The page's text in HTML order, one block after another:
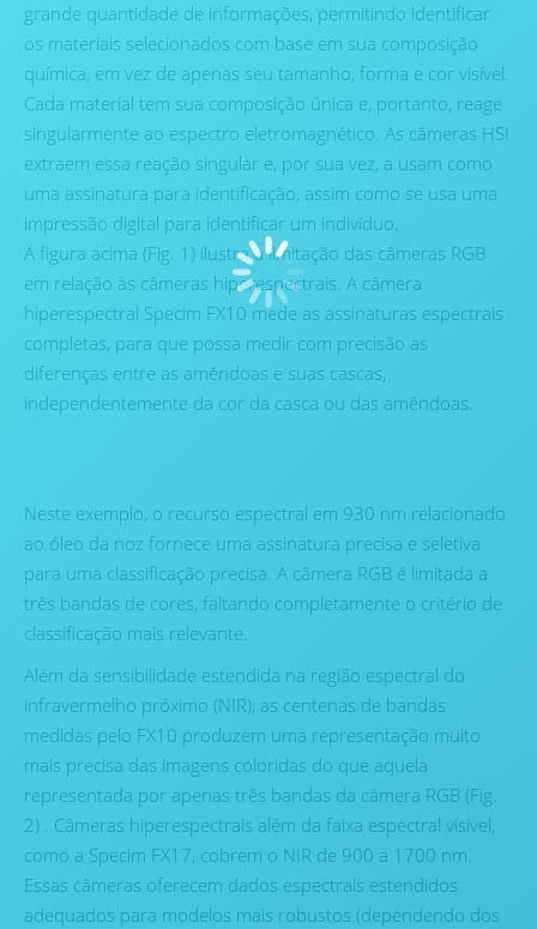
grande quantidade de informações, permitindo identificar
os materiais selecionados com base em sua composição
química, em vez de apenas seu tamanho, forma e cor visível.
Cada material tem sua composição única e, portanto, reage
singularmente ao espectro eletromagnético. As câmeras HSI
extraem essa reação singular e, por sua vez, a usam como
uma assinatura para identificação, assim como se usa uma
impressão digital para identificar um indivíduo.
A figura acima (Fig. 1) ilustra a limitação das câmeras RGB
em relação às câmeras hiperespectrais. A câmera
hiperespectral Specim FX10 mede as assinaturas espectrais
completas, para que possa medir com precisão as
diferenças entre as amêndoas e suas cascas,
independentemente da cor da casca ou das amêndoas.
Neste exemplo, o recurso espectral em 930 nm relacionado
ao óleo da noz fornece uma assinatura precisa e seletiva
para uma classificação precisa. A câmera RGB é limitada a
três bandas de cores, faltando completamente o critério de
classificação mais relevante.
Além da sensibilidade estendida na região espectral do
infravermelho próximo (NIR), as centenas de bandas
medidas pelo FX10 produzem uma representação muito
mais precisa das imagens coloridas do que aquela
representada por apenas três bandas da câmera RGB (Fig.
2) . Câmeras hiperespectrais além da faixa espectral visível,
como a Specim FX17, cobrem o NIR de 900 a 1700 nm.
Essas câmeras oferecem dados espectrais estendidos
adequados para modelos mais robustos (dependendo dos